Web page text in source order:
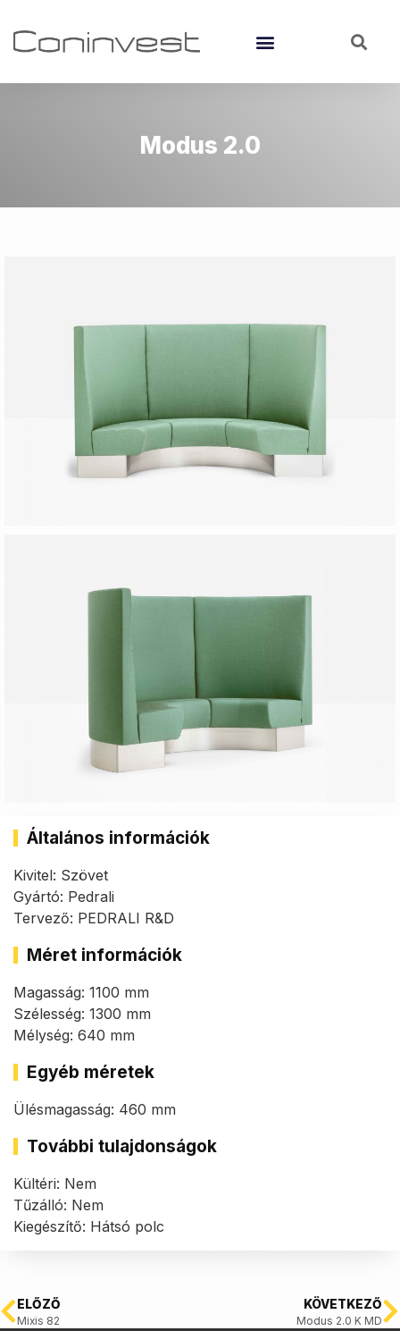
Modus 2.0
Általános információk
Kivitel: Szövet
Gyártó: Pedrali
Tervező: PEDRALI R&D
Méret információk
Magasság: 1100 mm
Szélesség: 1300 mm
Mélység: 640 mm
Egyéb méretek
Ülésmagasság: 460 mm
További tulajdonságok
Kültéri: Nem
Tűzálló: Nem
Kiegészítő: Hátsó polc
ELŐZŐ
Mixis 82
KÖVETKEZŐ
Modus 2.0 K MD